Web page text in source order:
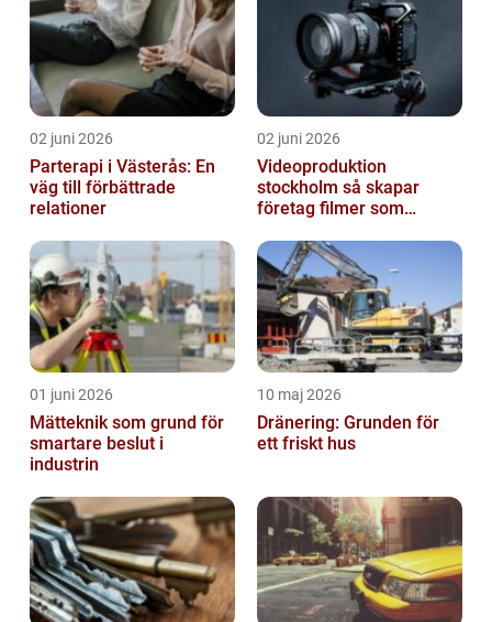
02 juni 2026
Parterapi i Västerås: En
väg till förbättrade
relationer
02 juni 2026
Videoproduktion
stockholm så skapar
företag filmer som
01 juni 2026
Mätteknik som grund för
smartare beslut i
industrin
10 maj 2026
Dränering: Grunden för
ett friskt hus